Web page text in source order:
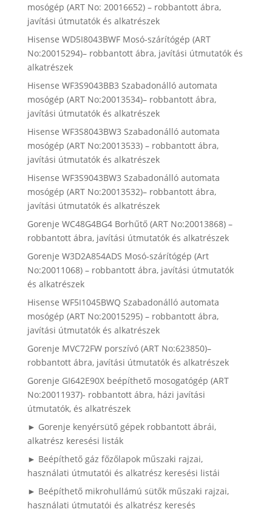
mosógép (ART No: 20016652) – robbantott ábra,
javítási útmutatók és alkatrészek
Hisense WD5I8043BWF Mosó-szárítógép (ART
No:20015294)– robbantott ábra, javítási útmutatók és
alkatrészek
Hisense WF3S9043BB3 Szabadonálló automata
mosógép (ART No:20013534)– robbantott ábra,
javítási útmutatók és alkatrészek
Hisense WF3S8043BW3 Szabadonálló automata
mosógép (ART No:20013533) – robbantott ábra,
javítási útmutatók és alkatrészek
Hisense WF3S9043BW3 Szabadonálló automata
mosógép (ART No:20013532)– robbantott ábra,
javítási útmutatók és alkatrészek
Gorenje WC48G4BG4 Borhűtő (ART No:20013868) –
robbantott ábra, javítási útmutatók és alkatrészek
Gorenje W3D2A854ADS Mosó-szárítógép (Art
No:20011068) – robbantott ábra, javítási útmutatók
és alkatrészek
Hisense WF5I1045BWQ Szabadonálló automata
mosógép (ART No:20015295) – robbantott ábra,
javítási útmutatók és alkatrészek
Gorenje MVC72FW porszívó (ART No:623850)–
robbantott ábra, javítási útmutatók és alkatrészek
Gorenje GI642E90X beépíthető mosogatógép (ART
No:20011937)- robbantott ábra, házi javítási
útmutatók, és alkatrészek
► Gorenje kenyérsütő gépek robbantott ábrái,
alkatrész keresési listák
► Beépíthető gáz főzőlapok műszaki rajzai,
használati útmutatói és alkatrész keresési listái
► Beépíthető mikrohullámú sütők műszaki rajzai,
használati útmutatói és alkatrész keresés